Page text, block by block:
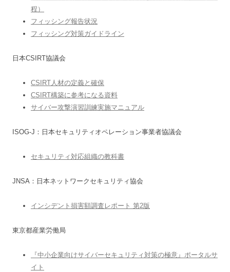
程）
フィッシング報告状況
フィッシング対策ガイドライン
日本CSIRT協議会
CSIRT人材の定義と確保
CSIRT構築に参考になる資料
サイバー攻撃演習訓練実施マニュアル
ISOG-J：日本セキュリティオペレーション事業者協議会
セキュリティ対応組織の教科書
JNSA：日本ネットワークセキュリティ協会
インシデント損害額調査レポート 第2版
東京都産業労働局
『中小企業向けサイバーセキュリティ対策の極意』ポータルサ
イト